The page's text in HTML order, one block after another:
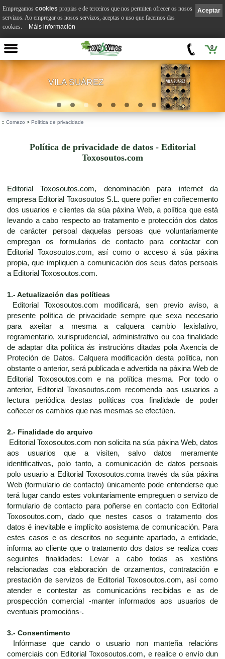
0
VILA SUÁREZ
:: Comezo > Política de privacidade
Política de privacidade de datos - Editorial
Toxosoutos.com
Editorial Toxosoutos.com, denominación para internet da
empresa Editorial Toxosoutos S.L. quere poñer en coñecemento
dos usuarios e clientes da súa páxina Web, a política que está
levando a cabo respecto ao tratamento e protección dos datos
de carácter persoal daquelas persoas que voluntariamente
empregan os formularios de contacto para contactar con
Editorial Toxosoutos.com, así como o acceso á súa páxina
propia, que impliquen a comunicación dos seus datos persoais
a Editorial Toxosoutos.com.
1.- Actualización das políticas
Editorial Toxosoutos.com modificará, sen previo aviso, a
presente política de privacidade sempre que sexa necesario
para axeitar a mesma a calquera cambio lexislativo,
regramentario, xurisprudencial, administrativo ou coa finalidade
de adaptar dita política ás instrucións ditadas pola Axencia de
Proteción de Datos. Calquera modificación desta política, non
obstante o anterior, será publicada e advertida na páxina Web de
Editorial Toxosoutos.com e na política mesma. Por todo o
anterior, Editorial Toxosoutos.com recomenda aos usuarios a
lectura periódica destas políticas coa finalidade de poder
coñecer os cambios que nas mesmas se efectúen.
2.- Finalidade do arquivo
Editorial Toxosoutos.com non solicita na súa páxina Web, datos
aos usuarios que a visiten, salvo datos meramente
identificativos, polo tanto, a comunicación de datos persoais
polo usuario a Editorial Toxosoutos.coma través da súa páxina
Web (formulario de contacto) únicamente pode entenderse que
terá lugar cando estes voluntariamente empreguen o servizo de
formulario de contacto para poñerse en contacto con Editorial
Toxosoutos.com, dado que nestes casos o tratamento dos
datos é inevitable e implícito aosistema de comunicación. Para
estes casos e os descritos no seguinte apartado, a entidade,
informa ao cliente que o tratamento dos datos se realiza coas
seguintes finalidades: Levar a cabo todas as xestións
relacionadas coa elaboración de orzamentos, contratación e
prestación de servizos de Editorial Toxosoutos.com, así como
atender e contestar as comunicacións recibidas e as de
prospección comercial -manter informados aos usuarios de
eventuais promocións-.
3.- Consentimento
Infórmase que cando o usuario non manteña relacións
comerciais con Editorial Toxosoutos.com, e realice o envío dun
Aceptar
Empregamos cookies propias e de terceiros que nos permiten ofrecer os nosos
servizos. Ao empregar os nosos servizos, aceptas o uso que facemos das
cookies.
Máis información